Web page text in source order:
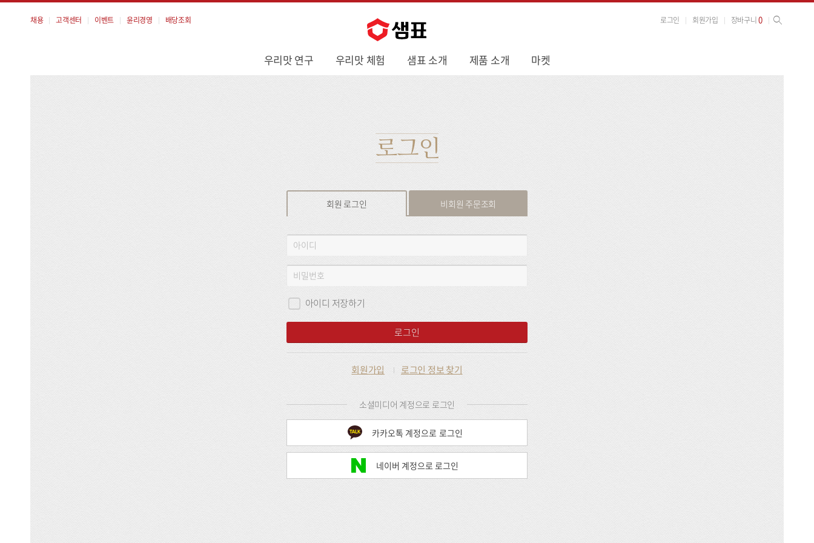
뉴
우리맛 연구 우리맛 체험 샘표 소개 제품 소개 마켓
채용 고객센터 이벤트 윤리경영 배당조회 로그인 회원가입 장바구니0 사이트 검색
로그인
회원 로그인 비회원 주문조회
회
로
그
인
아
디비
번
호
아이디 저장하기
로그인
회원가입 로그인 정보 찾기
소셜미디어 계정으로 로그인
카카오톡 계정으로 로그인
네이버 계정으로 로그인